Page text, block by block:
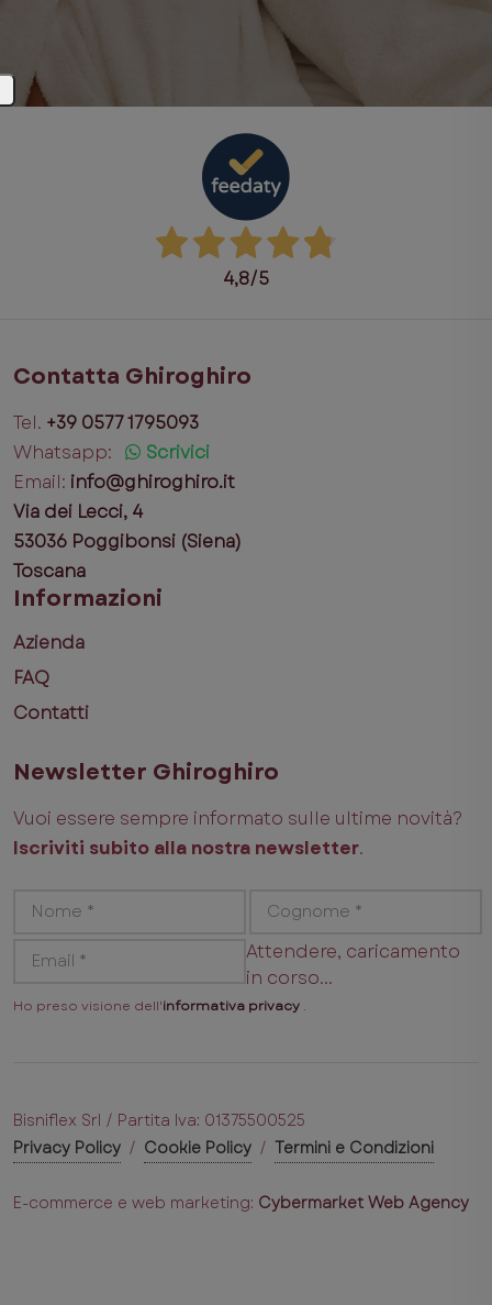
4,8/5
Contatta Ghiroghiro
Tel. +39 0577 1795093
Whatsapp:
Scrivici
Email: info@ghiroghiro.it
Via dei Lecci, 4
53036 Poggibonsi (Siena)
Toscana
Informazioni
Azienda
FAQ
Contatti
Newsletter Ghiroghiro
Vuoi essere sempre informato sulle ultime novità?
Iscriviti subito alla nostra newsletter.
Attendere, caricamento
in corso...
Ho preso visione dell'informativa privacy .
Bisniflex Srl / Partita Iva: 01375500525
Privacy Policy / Cookie Policy / Termini e Condizioni
E-commerce e web marketing: Cybermarket Web Agency